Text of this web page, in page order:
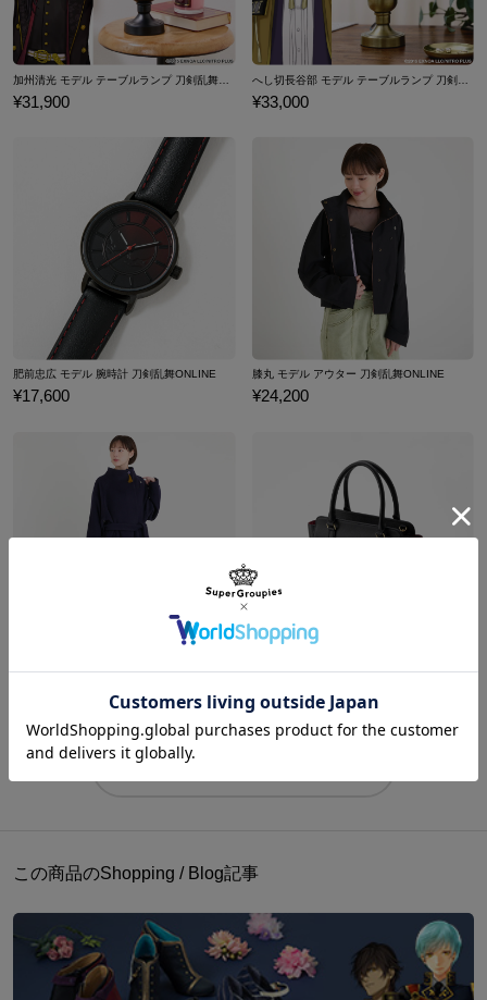
ださい。
※ワイズはEです。
※ヒールは9cmです。
※モデル着用サイズは24.5cmです。
※着用レディースモデルの身長は163cmです。
当サイトでは、海外への直接発送は行っておりません。
海外でのお受け取りをご希望の場合は、海外サービス（転送コム）
をご利用ください。
ご利用方法やサービス利用料金などは下記にお問い合わせくださ
素材／アッパー：ポリウレタン100％ ベルト・フリンジ：ポリエ
チレン65％、ポリウレタン35％ 裏中敷き：ポリウレタン100％
ファスナー：ナイロン 金具：真鍮 ヒール：ABS樹脂 本底：合
成ゴム
※足囲は親指の付け根の一番出ている部分と、小指の付け根の一番
出ている部分をメジャーで巻きつけて測定してください。
サイズガイドページはこちら
¥31,900 ¥33,000
肥前忠広 モデル 腕時計 刀剣乱舞ONLINE
¥17,600
膝丸 モデル アウター 刀剣乱舞ONLINE
¥24,200
商品をもっと見る
この商品のShopping / Blog記事